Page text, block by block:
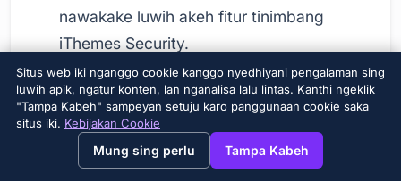
View this page in English?
nawakake luwih akeh fitur tinimbang
iThemes Security.
Antarmuka Pengguna:iThemes Security
luwih gampang dingerteni lan gampang
dikonfigurasi.
Harga:Kaloro plugin nawakake versi
Situs web iki nganggo cookie kanggo nyedhiyani pengalaman sing
luwih apik, ngatur konten, lan nganalisa lalu lintas. Kanthi ngeklik
"Tampa Kabeh" sampeyan setuju karo panggunaan cookie saka
situs iki. Kebijakan Cookie
Mung sing perlu Tampa Kabeh